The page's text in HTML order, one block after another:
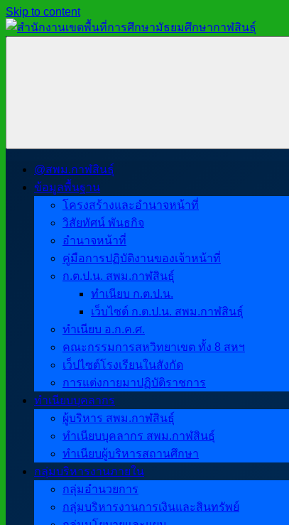
Skip to content
มัธยมศึกษา
กาฬสินธุ์
ศึกษา
มัธยมศึกษา
กาฬสินธุ์
@สพม.กาฬสินธุ์
ข้อมูลพื้นฐาน
โครงสร้างและอำนาจหน้าที่
วิสัยทัศน์ พันธกิจ
อำนาจหน้าที่
คู่มือการปฏิบัติงานของเจ้าหน้าที่
ก.ต.ป.น. สพม.กาฬสินธุ์
ทำเนียบ ก.ต.ป.น.
เว็บไซต์ ก.ต.ป.น. สพม.กาฬสินธุ์
ทำเนียบ อ.ก.ค.ศ.
คณะกรรมการสหวิทยาเขต ทั้ง 8 สหฯ
เว็ปไซต์โรงเรียนในสังกัด
การแต่งกายมาปฏิบัติราชการ
ทำเนียบบุคลากร
ผู้บริหาร สพม.กาฬสินธุ์
ทำเนียบบุคลากร สพม.กาฬสินธุ์
ทำเนียบผู้บริหารสถานศึกษา
กลุ่มบริหารงานภายใน
กลุ่มอำนวยการ
กลุ่มบริหารงานการเงินและสินทรัพย์